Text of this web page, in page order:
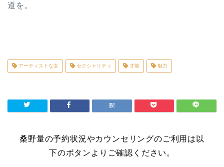
道を。
アーティストな女 セクシャリティ 才能 魅力
桑野量の予約状況やカウンセリングのご利用は以
下のボタンよりご確認ください。